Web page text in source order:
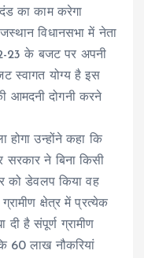
का काम करेगा
विधानसभा में नेता
23 के बजट पर अपनी
स्वागत योग्य है इस
आमदनी दोगनी करने
होगा उन्होंने कहा कि
सरकार ने बिना किसी
को डेवलप किया वह
क्षेत्र में प्रत्येक
है संपूर्ण ग्रामीण
60 लाख नौकरियां